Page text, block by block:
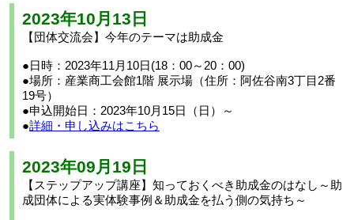
2023年10月13日
【団体交流会】今年のテーマは助成金
●日時：2023年11月10日(18：00～20：00)
●場所：産業商工会館1階 展示場（住所：阿佐谷南3丁目2番
19号）
●申込開始日：2023年10月15日（日）～
●詳細・申し込みはこちら
2023年09月19日
【ステップアップ講座】知っておくべき助成金のはなし～助
成団体による実体験事例＆助成金を払う側の気持ち～